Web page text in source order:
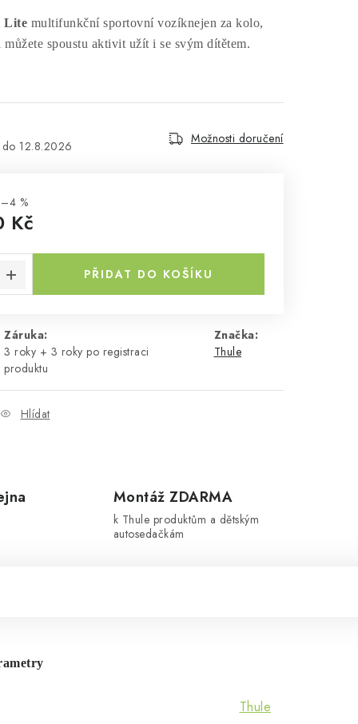
Lite multifunkční sportovní vozíknejen za kolo,
spoustu aktivit užít i se svým dítětem.
12.8.2026 Možnosti doručení
–4 %
Kč
PŘIDAT DO KOŠÍKU
Záruka:
3 roky + 3 roky po registraci
produktu
Značka:
Thule
Hlídat
Montáž ZDARMA
k Thule produktům a dětským
autosedačkám
Thule